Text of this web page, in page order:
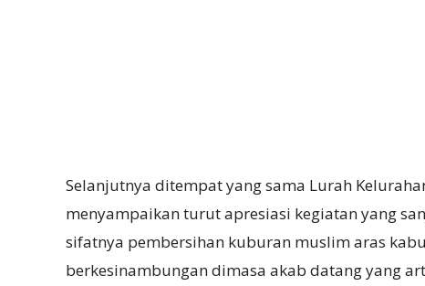
Selanjutnya ditempat yang sama Lurah
menyampaikan turut apresiasi kegiatan yang
sifatnya pembersihan kuburan muslim aras
berkesinambungan dimasa akab datang yang